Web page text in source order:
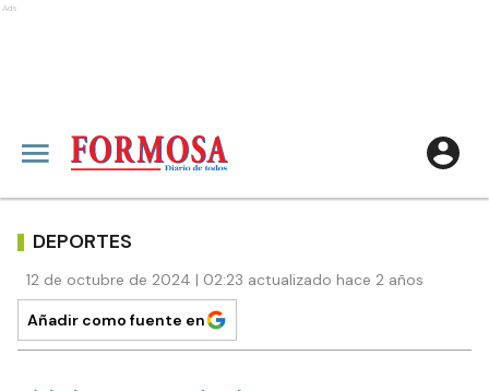
Ads
DEPORTES
12 de octubre de 2024 | 02:23 actualizado hace 2 años
Añadir como fuente en